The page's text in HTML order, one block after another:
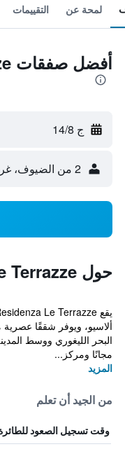
لمحة عن التقييمات
أفضل صفقات Residenza Le Terrazze
ج 14/8
2 من الضيوف، غرفة واحدة
حول Residenza Le Terrazze
ألاسيو، ويوفر شققًا عصرية
البحر الليغوري ووسط
مجانًا ومركز...
المزيد
من الجيد أن تعلم
وقت تسجيل الصعود